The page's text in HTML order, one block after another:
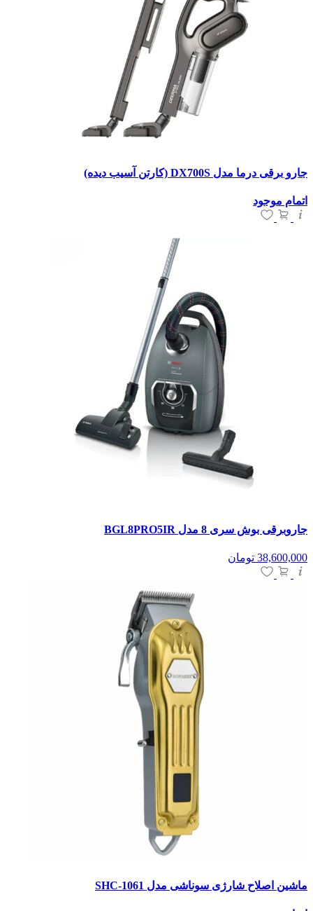
جارو برقی درما مدل DX700S (کارتن آسیب دیده)
اتمام موجود
جاروبرقی بوش سری 8 مدل BGL8PRO5IR
38,600,000 تومان
ماشین اصلاح شارژی سوناشی مدل SHC-1061